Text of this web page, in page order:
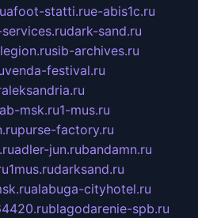
uafoot-statti.rue-abis1c.ru
dark-sand.ru
sib-archives.ru
venda-festival.ru
msk.ru1-mus.ru
purse-factory.ru
adler-jun.rubandamn.ru
1mus.rudarksand.ru
alabuga-cityhotel.ru
blagodarenie-spb.ru